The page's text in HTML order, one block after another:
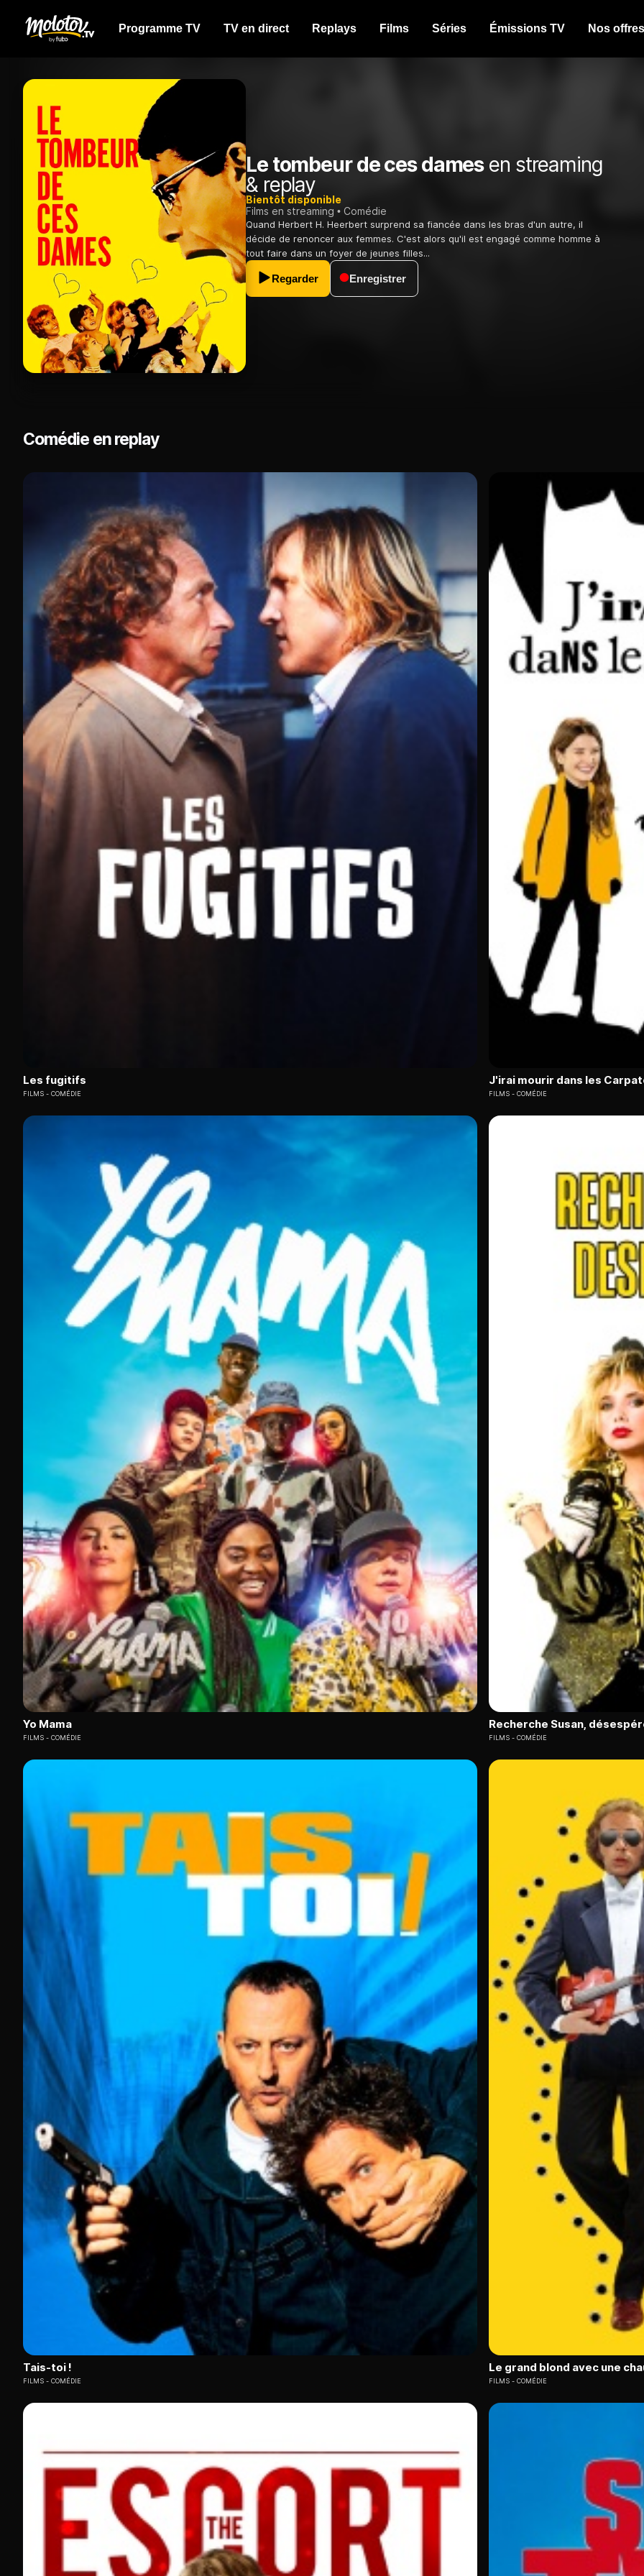
Programme TV TV en direct Replays Films Séries Émissions TV Nos offres
Le tombeur de ces damesen streaming
& replay
Bientôt disponible
Films en streaming
Comédie
Quand Herbert H. Heerbert surprend sa fiancée dans les bras d'un autre, il
décide de renoncer aux femmes. C'est alors qu'il est engagé comme homme à
tout faire dans un foyer de jeunes filles...
Regarder Enregistrer
Comédie en replay
Les fugitifs
FILMS COMÉDIE
J'irai mourir dans les
FILMS COMÉDIE
Yo Mama
FILMS COMÉDIE
Recherche Susan,
FILMS COMÉDIE
Tais-toi !
FILMS COMÉDIE
Le grand blond avec une
FILMS COMÉDIE